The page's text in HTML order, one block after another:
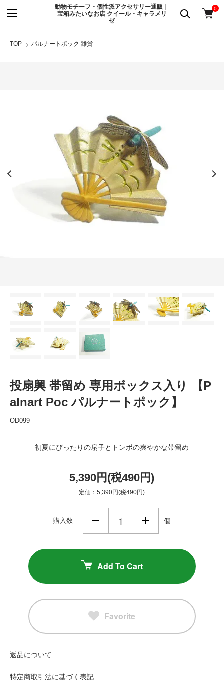
動物モチーフ・個性派アクセサリー通販｜
宝箱みたいなお店 クイール・キャラメリ
ゼ
0
TOP パルナートポック 雑貨
投扇興 帯留め 専用ボックス入り 【P
alnart Poc パルナートポック】
OD099
初夏にぴったりの扇子とトンボの爽やかな帯留め
5,390円(税490円)
定価：5,390円(税490円)
購入数 個
Add To Cart
Favorite
返品について
特定商取引法に基づく表記